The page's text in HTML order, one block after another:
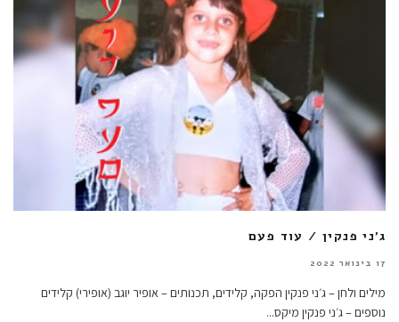
ג'ני פנקין / עוד פעם
17 בינואר 2022
מילים ולחן – ג׳ני פנקין הפקה, קלידים, תכנותים – אופיר יוגב (אופירי) קלידים
נוספים – ג׳ני פנקין מיקס...